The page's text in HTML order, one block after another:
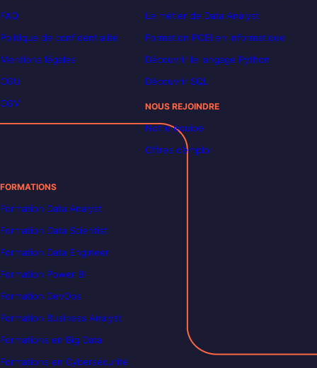
FAQ
Politique de confidentialité
Mentions légales
CGU
CGV
Le métier de Data Analyst
Formation POEI en informatique
Découvrir le langage Python
Découvrir SQL
NOUS REJOINDRE
Notre équipe
Offres d’emploi
FORMATIONS
Formation Data Analyst
Formation Data Scientist
Formation Data Engineer
Formation Power BI
Formation DevOps
Formation Business Analyst
Formations en Big Data
Formations en Cybersécurité